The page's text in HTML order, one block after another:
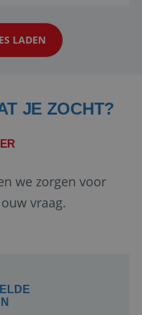
...
LADEN
JE ZOCHT?
we zorgen voor
vraag.
Policy